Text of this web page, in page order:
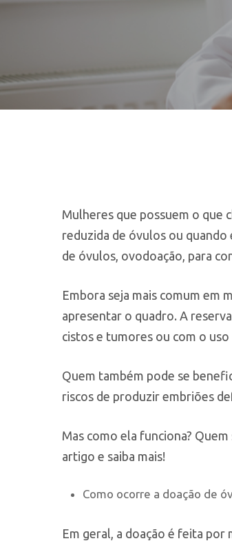
Hit enter to search or ESC to
Mulheres que possuem o que
reduzida de óvulos ou
de óvulos, ovodoação, para
Embora seja mais comum em
apresentar o quadro. A
cistos e tumores ou com o
Quem também pode se
riscos de produzir embriões
Mas como ela funciona?
artigo e saiba mais!
Como ocorre a doação de
Em geral, a doação é feita